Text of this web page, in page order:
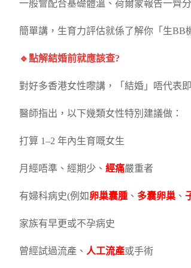
一般會配合基礎體溫、荷爾蒙報告一齊
簡單講，生育力評估就係了解你「生BB
🔹點解結婚前就應該查?
對好多香港女性嚟講，「結婚」唔代表
醫師指出，以下幾類女性特別建議做：
打算 1–2 年內生育嘅女生
月經唔準、經期少、 經痛嚴重者
有婦科病史(例如卵巢囊腫 、 多囊卵巢 、
家族有早更或不孕病史
曾經試過流產、 人工流產或手術